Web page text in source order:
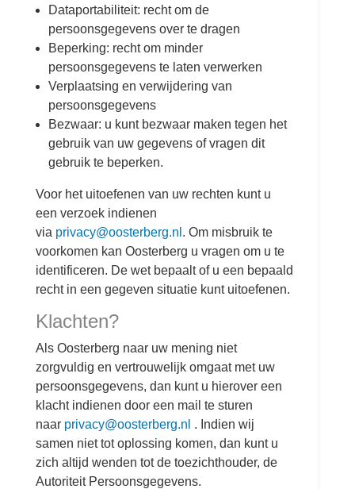
Dataportabiliteit: recht om de
persoonsgegevens over te dragen
Beperking: recht om minder
persoonsgegevens te laten verwerken
Verplaatsing en verwijdering van
persoonsgegevens
Bezwaar: u kunt bezwaar maken tegen het
gebruik van uw gegevens of vragen dit
gebruik te beperken.
Voor het uitoefenen van uw rechten kunt u
een verzoek indienen
via privacy@oosterberg.nl . Om misbruik te
voorkomen kan Oosterberg u vragen om u te
identificeren. De wet bepaalt of u een bepaald
recht in een gegeven situatie kunt uitoefenen.
Klachten?
Als Oosterberg naar uw mening niet
zorgvuldig en vertrouwelijk omgaat met uw
persoonsgegevens, dan kunt u hierover een
klacht indienen door een mail te sturen
naar privacy@oosterberg.nl . Indien wij
samen niet tot oplossing komen, dan kunt u
zich altijd wenden tot de toezichthouder, de
Autoriteit Persoonsgegevens.